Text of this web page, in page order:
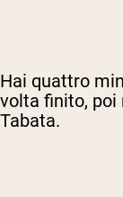
Hai quattro
volta finito, poi
Tabata.